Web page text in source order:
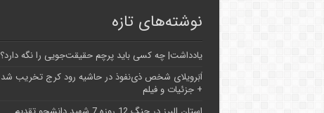
نوشته‌های تازه
یادداشت| ‌چه کسی باید پرچم حقیقت‌جویی را نگه دارد؟
اَبَر‌ویلای شخص ذی‌نفوذ در حاشیه‌ رود کرج تخریب شد
+ جزئیات و فیلم